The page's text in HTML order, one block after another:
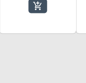
add_shopping_cart